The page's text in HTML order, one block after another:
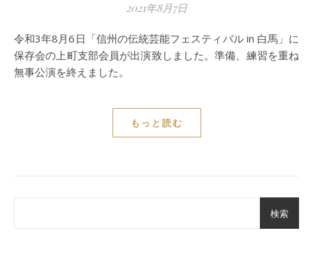
2021年8月7日
令和3年8月6日「信州の伝統芸能フェスティバル in 白馬」に
保存会の上町支部会員が出演致しました。準備、練習を重ね
無事公演を終えました。
もっと読む
検索